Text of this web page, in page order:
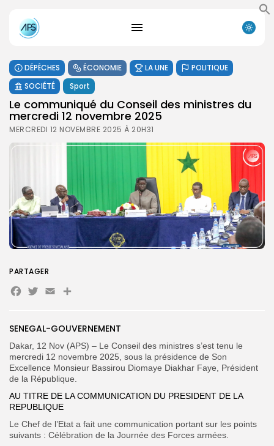
Search
Button
FR
DÉPÊCHES ÉCONOMIE LA UNE
POLITIQUE
SOCIÉTÉ
Sport
Le communiqué du Conseil des ministres du
mercredi 12 novembre 2025
MERCREDI 12 NOVEMBRE 2025 À 20H31
SENEGAL-GOUVERNEMENT
Dakar, 12 Nov (APS) – Le Conseil des ministres s’est tenu le
mercredi 12 novembre 2025, sous la présidence de Son
Excellence Monsieur Bassirou Diomaye Diakhar Faye, Président
de la République.
AU TITRE DE LA COMMUNICATION DU PRESIDENT DE LA
REPUBLIQUE
Le Chef de l’Etat a fait une communication portant sur les points
suivants : Célébration de la Journée des Forces armées.
PARTAGER
Facebook
Twitter
EmailPartager